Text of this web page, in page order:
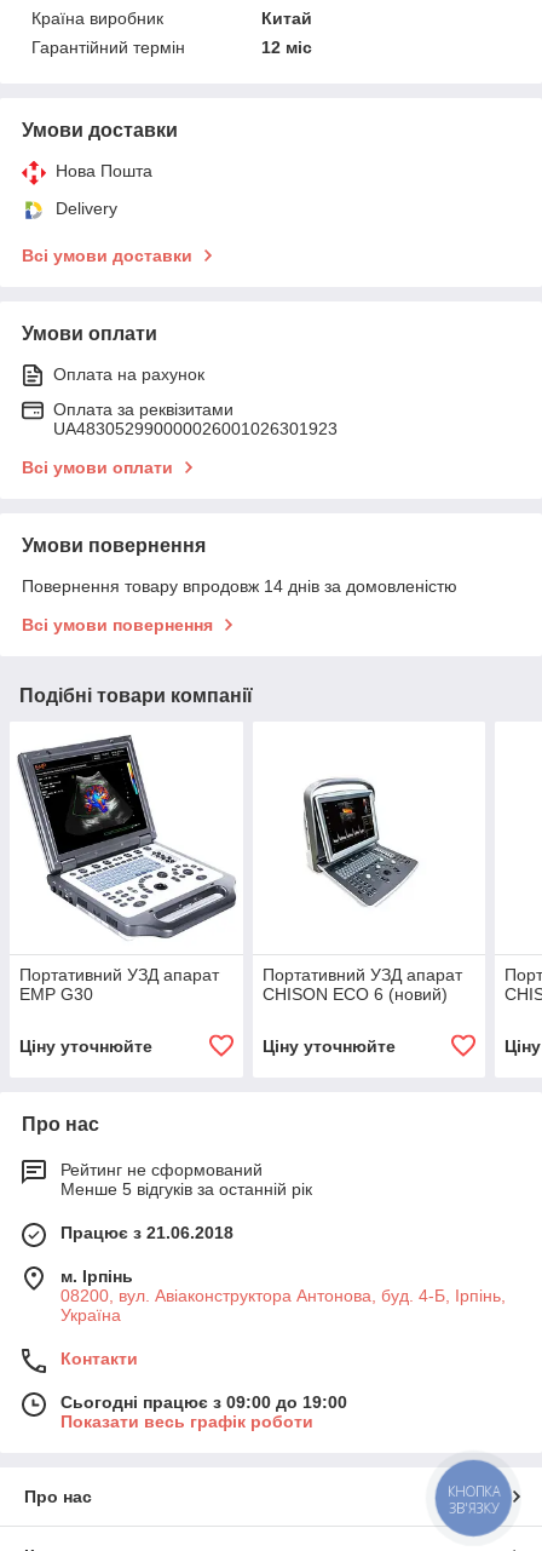
Країна виробник
Китай
Гарантійний термін
12 міс
Умови доставки
Нова Пошта
Delivery
Всі умови доставки
Умови оплати
Оплата на рахунок
Оплата за реквізитами
UA483052990000026001026301923
Всі умови оплати
Умови повернення
Повернення товару впродовж 14 днів за домовленістю
Всі умови повернення
Подібні товари компанії
Портативний УЗД апарат
EMP G30
Ціну уточнюйте
Портативний УЗД апарат
CHISON ECO 6 (новий)
Ціну уточнюйте
Про нас
Рейтинг не сформований
Менше 5 відгуків за останній рік
Працює з 21.06.2018
м. Ірпінь
08200, вул. Авіаконструктора Антонова, буд. 4-Б, Ірпінь,
Україна
Контакти
Сьогодні працює з 09:00 до 19:00
Показати весь графік роботи
Про нас
КНОПКА
ЗВ'ЯЗКУ